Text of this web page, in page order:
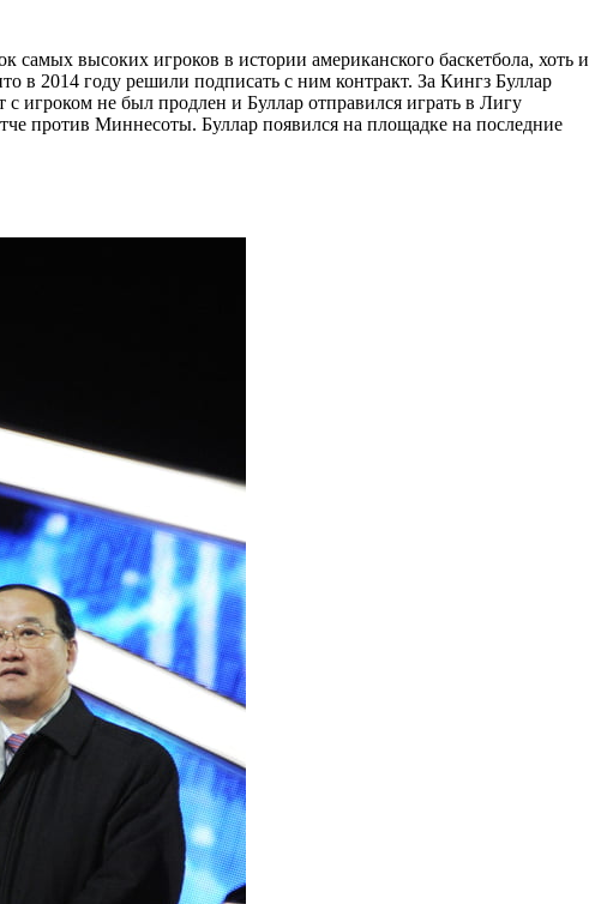
высоких игроков в истории американского баскетбола, хоть и
в 2014 году решили подписать с ним контракт. За Кингз Буллар
с игроком не был продлен и Буллар отправился играть в Лигу
против Миннесоты. Буллар появился на площадке на последние